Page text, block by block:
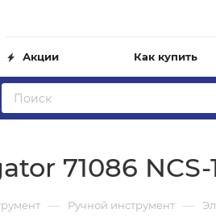
Акции Как купить
71086 NCS-
— Ручной инструмент —